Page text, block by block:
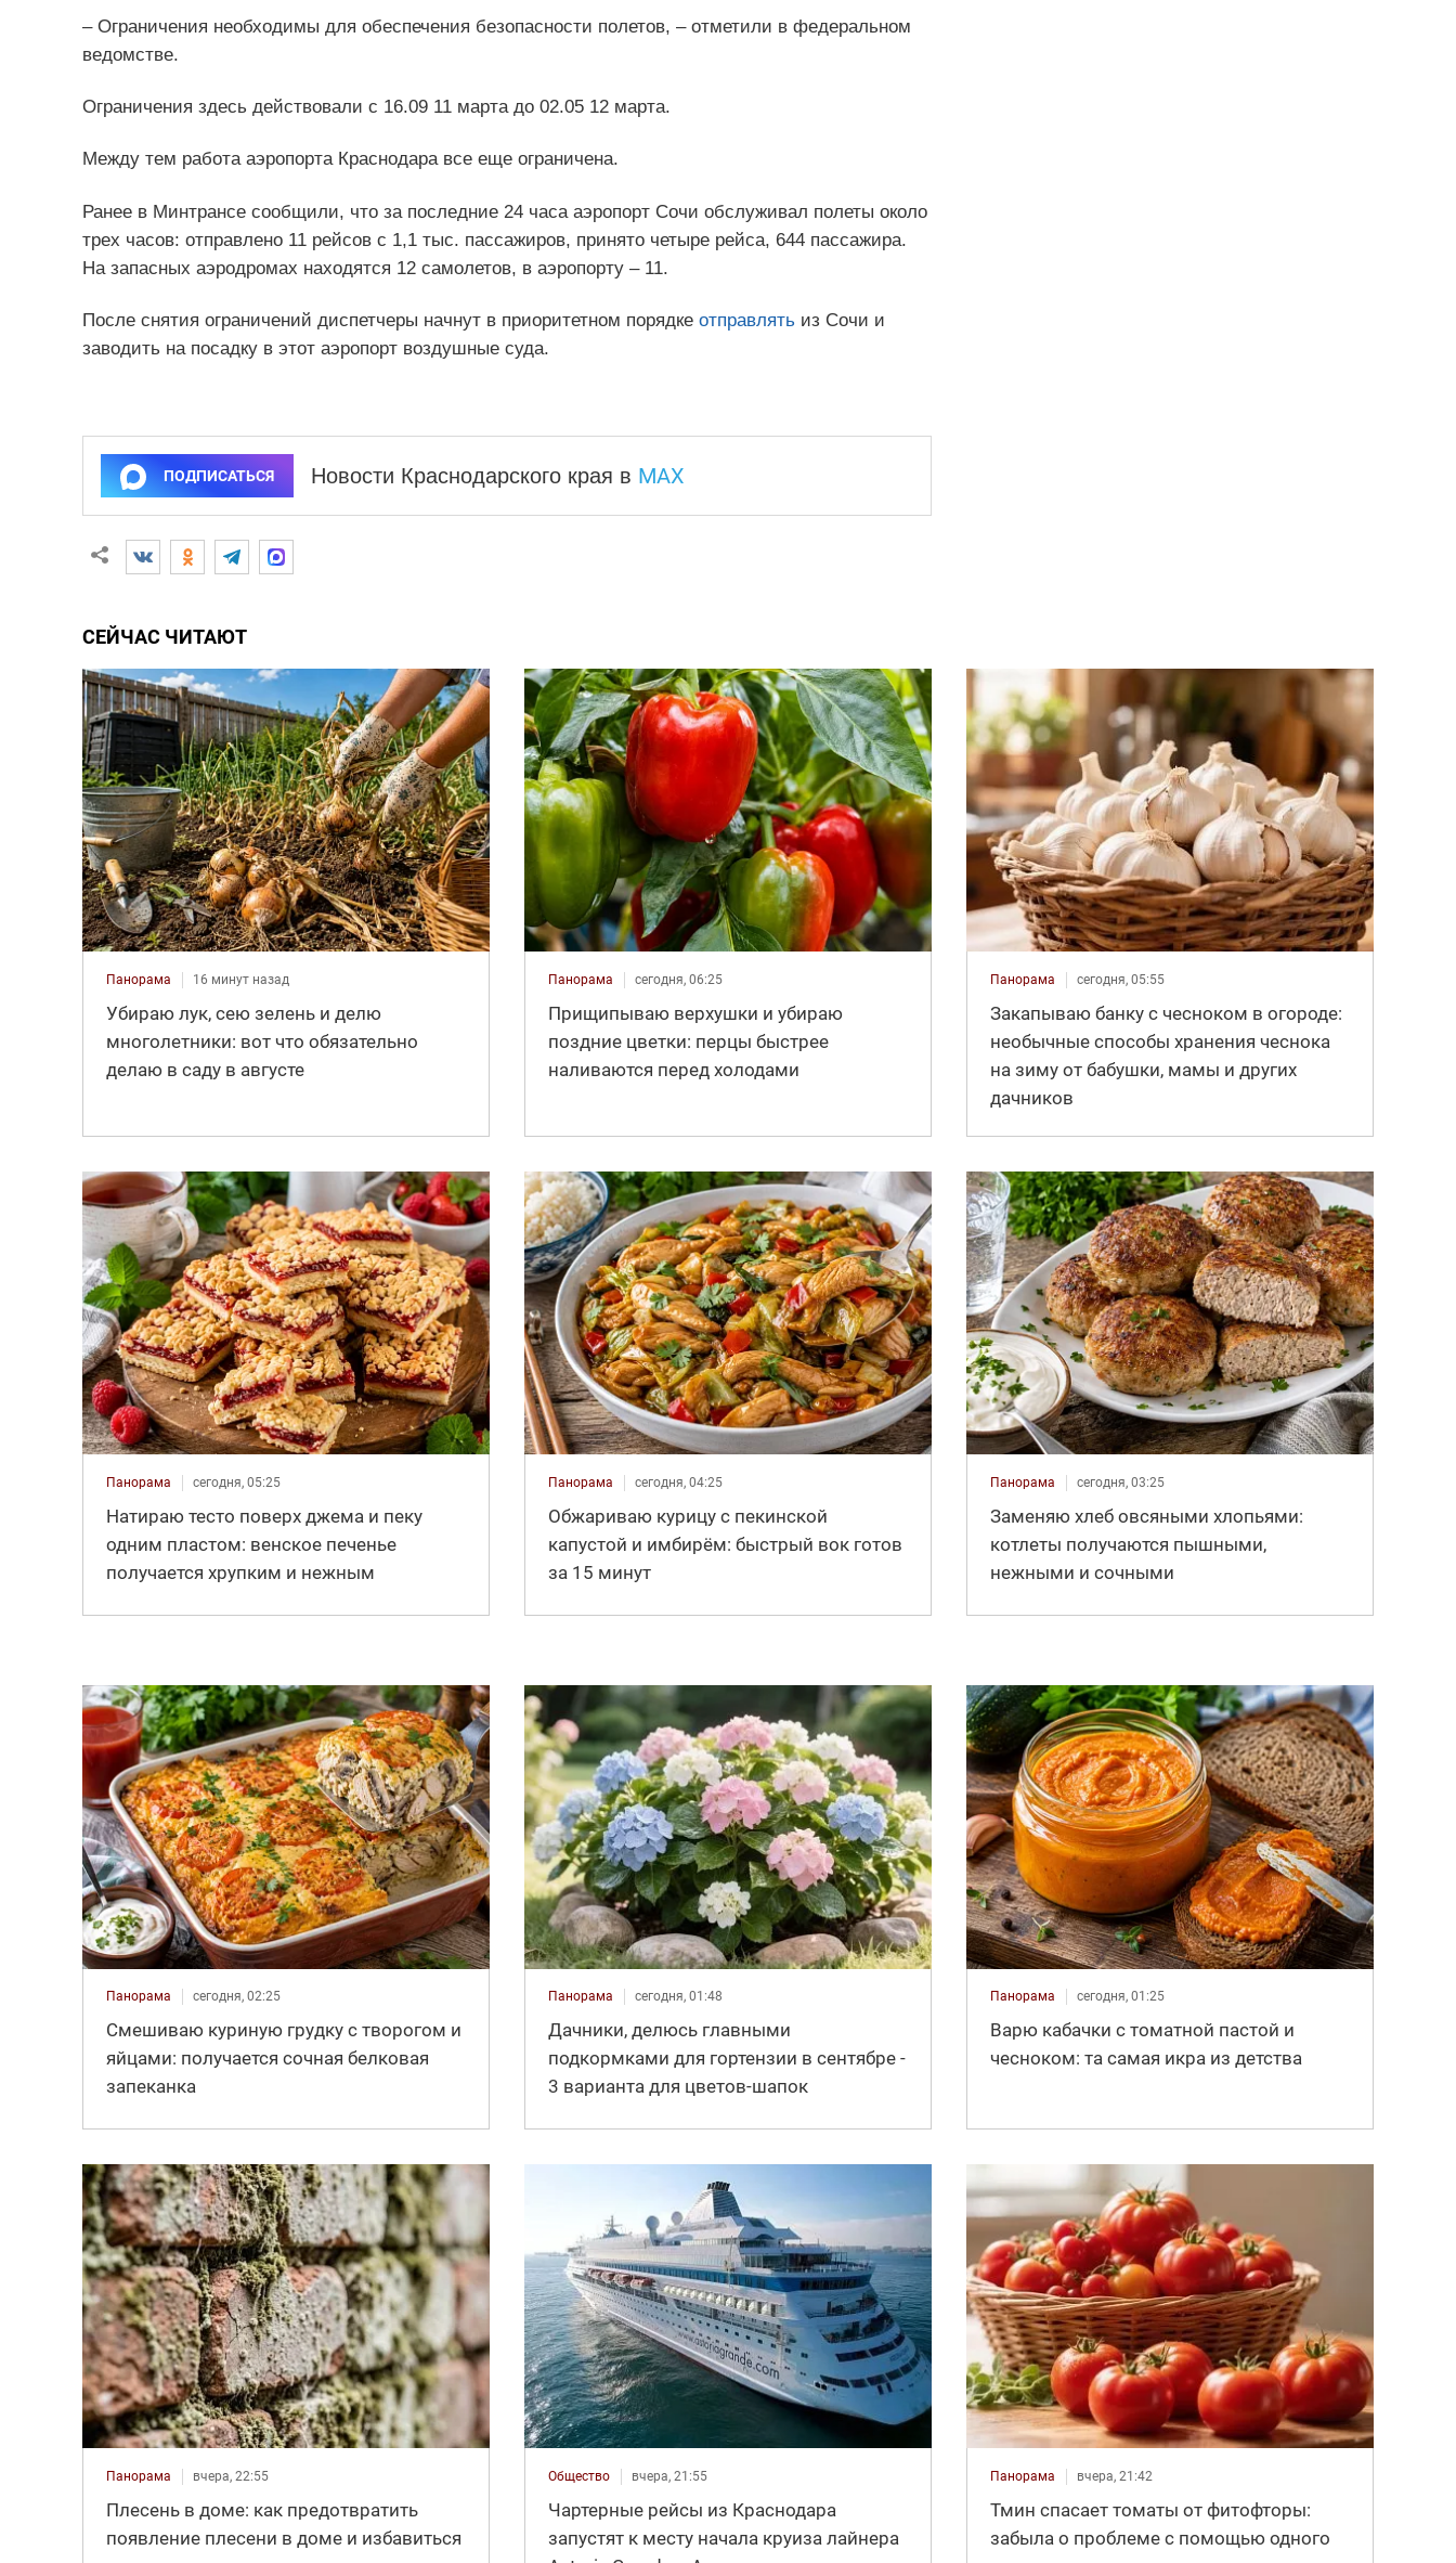
– Ограничения необходимы для обеспечения безопасности полетов, – отметили в федеральном
ведомстве.
Ограничения здесь действовали с 16.09 11 марта до 02.05 12 марта.
Между тем работа аэропорта Краснодара все еще ограничена.
Ранее в Минтрансе сообщили, что за последние 24 часа аэропорт Сочи обслуживал полеты около
трех часов: отправлено 11 рейсов с 1,1 тыс. пассажиров, принято четыре рейса, 644 пассажира.
На запасных аэродромах находятся 12 самолетов, в аэропорту – 11.
После снятия ограничений диспетчеры начнут в приоритетном порядке отправлятьиз Сочи и
заводить на посадку в этот аэропорт воздушные суда.
ПОДПИСАТЬСЯ Новости Краснодарского края в MAX
СЕЙЧАС ЧИТАЮТ
Панорама 16 минут назад
Убираю лук, сею зелень и делю
многолетники: вот что обязательно
делаю в саду в августе
Панорама сегодня, 06:25
Прищипываю верхушки и убираю
поздние цветки: перцы быстрее
наливаются перед холодами
Панорама сегодня, 05:55
Закапываю банку с чесноком в огороде:
необычные способы хранения чеснока
на зиму от бабушки, мамы и других
дачников
Панорама сегодня, 05:25
Натираю тесто поверх джема и пеку
одним пластом: венское печенье
получается хрупким и нежным
Панорама сегодня, 04:25
Обжариваю курицу с пекинской
капустой и имбирём: быстрый вок готов
за 15 минут
Панорама сегодня, 03:25
Заменяю хлеб овсяными хлопьями:
котлеты получаются пышными,
нежными и сочными
Панорама сегодня, 02:25
Смешиваю куриную грудку с творогом и
яйцами: получается сочная белковая
запеканка
Панорама сегодня, 01:48
Дачники, делюсь главными
подкормками для гортензии в сентябре -
3 варианта для цветов-шапок
Панорама сегодня, 01:25
Варю кабачки с томатной пастой и
чесноком: та самая икра из детства
Панорама вчера, 22:55
Плесень в доме: как предотвратить
появление плесени в доме и избавиться
Общество вчера, 21:55
Чартерные рейсы из Краснодара
запустят к месту начала круиза лайнера
Панорама вчера, 21:42
Тмин спасает томаты от фитофторы:
забыла о проблеме с помощью одного